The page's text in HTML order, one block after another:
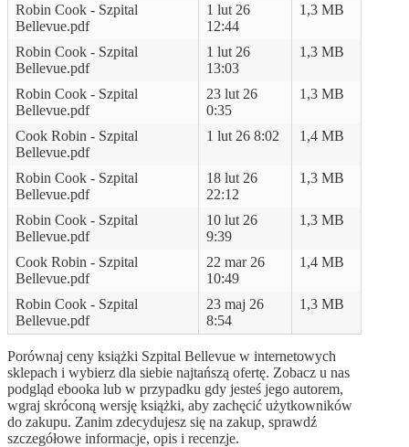
Robin Cook - Szpital
Bellevue.pdf
1 lut 26
12:44
1,3 MB
Robin Cook - Szpital
Bellevue.pdf
1 lut 26
13:03
1,3 MB
Robin Cook - Szpital
Bellevue.pdf
23 lut 26
0:35
1,3 MB
Cook Robin - Szpital
Bellevue.pdf
1 lut 26 8:02 1,4 MB
Robin Cook - Szpital
Bellevue.pdf
18 lut 26
22:12
1,3 MB
Robin Cook - Szpital
Bellevue.pdf
10 lut 26
9:39
1,3 MB
Cook Robin - Szpital
Bellevue.pdf
22 mar 26
10:49
1,4 MB
Robin Cook - Szpital
Bellevue.pdf
23 maj 26
8:54
1,3 MB
Porównaj ceny książki Szpital Bellevue w internetowych
sklepach i wybierz dla siebie najtańszą ofertę. Zobacz u nas
podgląd ebooka lub w przypadku gdy jesteś jego autorem,
wgraj skróconą wersję książki, aby zachęcić użytkowników
do zakupu. Zanim zdecydujesz się na zakup, sprawdź
szczegółowe informacje, opis i recenzje.